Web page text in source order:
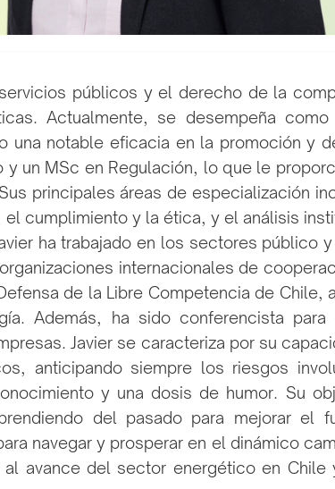
públicos y el derecho de la
Actualmente, se desempeña como
una notable eficacia en la promoción y
un MSc en Regulación, lo que le
principales áreas de especialización
cumplimiento y la ética, y el análisis
ha trabajado en los sectores público
internacionales de
de la Libre Competencia de Chile,
Además, ha sido conferencista para
Javier se caracteriza por su
anticipando siempre los riesgos
y una dosis de humor. Su
del pasado para mejorar el
navegar y prosperar en el dinámico
avance del sector energético en Chile